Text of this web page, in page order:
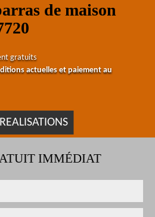
de maison
gratuits
actuelles et paiement au
IMMÉDIAT